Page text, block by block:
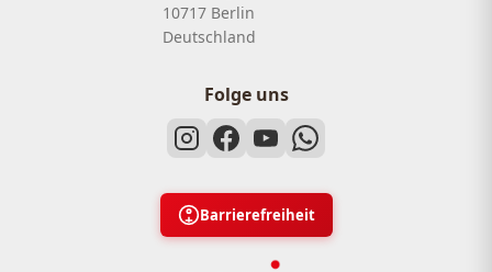
10717 Berlin
Deutschland
Folge uns
Barrierefreiheit